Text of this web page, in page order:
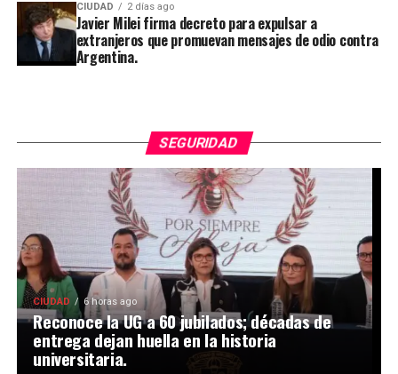
CIUDAD 2 días ago
Javier Milei firma decreto para expulsar a
extranjeros que promuevan mensajes de odio contra
Argentina.
SEGURIDAD
CIUDAD 6 horas ago
Reconoce la UG a 60 jubilados; décadas de
entrega dejan huella en la historia
universitaria.